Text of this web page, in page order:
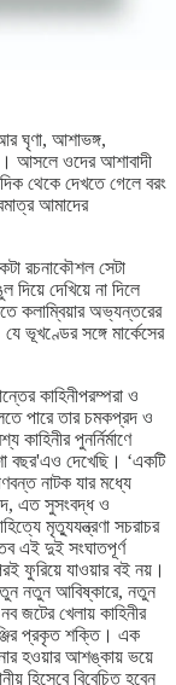
ঘৃণা, আশাভঙ্গ,
আসলে ওদের আশাবাদী
থেকে দেখতে গেলে বরং
আমাদের
রচনাকৌশল সেটা
দেখিয়ে না দিলে
কলাম্বিয়ার অভ্যন্তরের
ভূখণ্ডের সঙ্গে মার্কেসের
কাহিনীপরম্পরা ও
পারে তার চমকপ্রদ ও
পুনর্নির্মাণে
বছর'এও দেখেছি। ‘একটি
নাটক যার মধ্যে
এত সুসংবদ্ধ ও
মৃত্যুযন্ত্রণা সচরাচর
এই দুই সংঘাতপূর্ণ
ফুরিয়ে যাওয়ার বই নয়।
নতুন আবিষ্কারে, নতুন
জটের খেলায় কাহিনীর
প্রকৃত শক্তি। এক
হওয়ার আশঙ্কায় ভয়ে
হিসেবে বিবেচিত হবেন